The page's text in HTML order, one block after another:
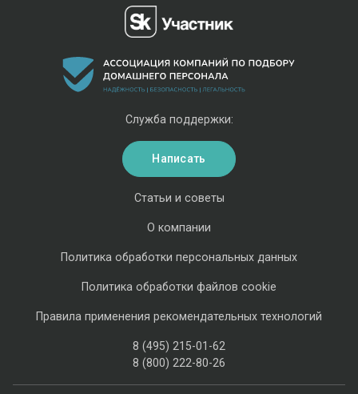
Статьи и советы
О компании
Политика обработки персональных данных
Политика обработки файлов cookie
Правила применения рекомендательных технологий
8 (495) 215-01-62
8 (800) 222-80-26
Служба поддержки:
Написать